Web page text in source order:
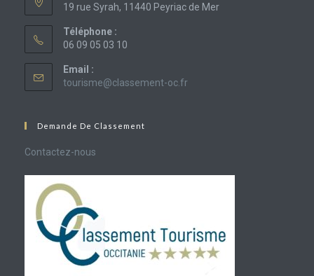
19 rue Syrah, 11440 Peyriac de Mer
Téléphone :
06 09 05 03 10
Email :
tourisme@classement-oc.frS’ouvre
Demande De Classement
Contactez-nous